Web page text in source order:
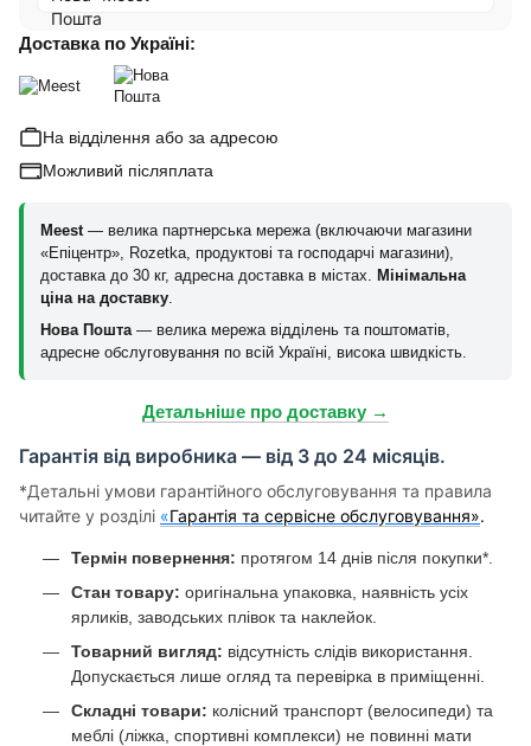
Доставка по Україні:
На відділення або за адресою
Можливий післяплата
Meest — велика партнерська мережа (включаючи магазини
«Епіцентр», Rozetka, продуктові та господарчі магазини),
доставка до 30 кг, адресна доставка в містах. Мінімальна
ціна на доставку
Нова Пошта — велика мережа відділень та поштоматів,
адресне обслуговування по всій Україні, висока швидкість.
Детальніше про доставку →
Гарантія від виробника — від 3 до 24 місяців.
*Детальні умови гарантійного обслуговування та правила
читайте у розділі «Гарантія та сервісне обслуговування».
Термін повернення: протягом 14 днів після покупки*.
Стан товару: оригінальна упаковка, наявність усіх
ярликів, заводських плівок та наклейок.
Товарний вигляд: відсутність слідів використання.
Допускається лише огляд та перевірка в приміщенні.
Складні товари: колісний транспорт (велосипеди) та
меблі (ліжка, спортивні комплекси) не повинні мати